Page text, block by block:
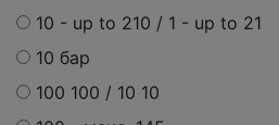
10 - up to 210 / 1 - up to 21
10 бар
100 100 / 10 10